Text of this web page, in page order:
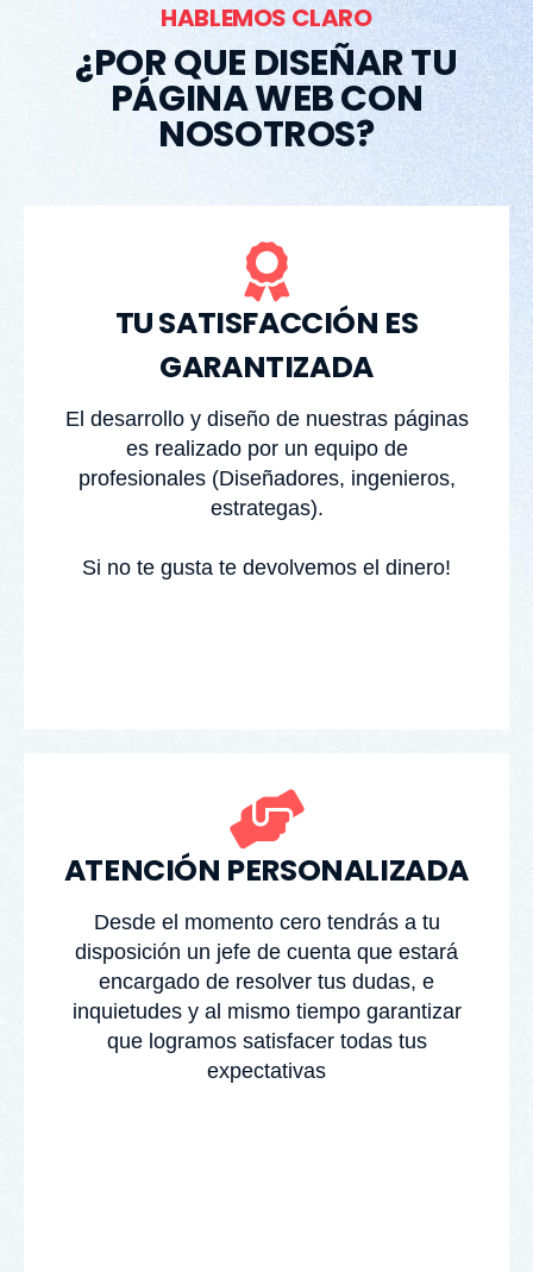
HABLEMOS CLARO
¿POR QUE DISEÑAR TU
PÁGINA WEB CON
NOSOTROS?
TU SATISFACCIÓN ES
GARANTIZADA
El desarrollo y diseño de nuestras páginas
es realizado por un equipo de
profesionales (Diseñadores, ingenieros,
estrategas).
Si no te gusta te devolvemos el dinero!
ATENCIÓN PERSONALIZADA
Desde el momento cero tendrás a tu
disposición un jefe de cuenta que estará
encargado de resolver tus dudas, e
inquietudes y al mismo tiempo garantizar
que logramos satisfacer todas tus
expectativas